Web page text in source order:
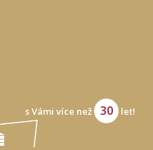
s Vámi více než
30 let!